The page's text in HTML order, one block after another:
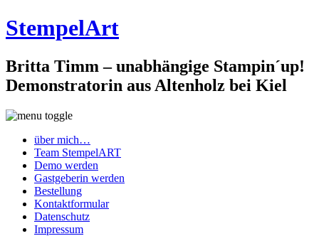
StempelArt
Britta Timm – unabhängige Stampin´up!
Demonstratorin aus Altenholz bei Kiel
über mich…
Team StempelART
Demo werden
Gastgeberin werden
Bestellung
Kontaktformular
Datenschutz
Impressum